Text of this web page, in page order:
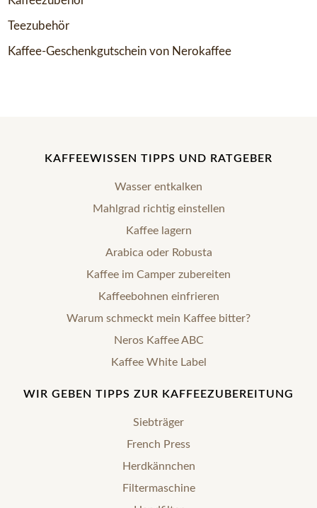
Teezubehör
Kaffee-Geschenkgutschein von Nerokaffee
KAFFEEWISSEN TIPPS UND RATGEBER
Wasser entkalken
Mahlgrad richtig einstellen
Kaffee lagern
Arabica oder Robusta
Kaffee im Camper zubereiten
Kaffeebohnen einfrieren
Warum schmeckt mein Kaffee bitter?
Neros Kaffee ABC
Kaffee White Label
WIR GEBEN TIPPS ZUR KAFFEEZUBEREITUNG
Siebträger
French Press
Herdkännchen
Filtermaschine